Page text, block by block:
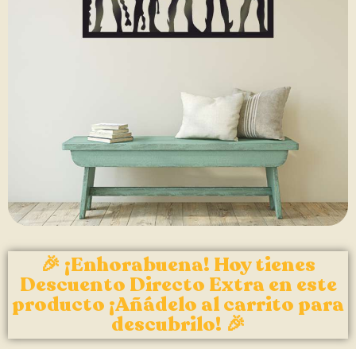
🎉 ¡Enhorabuena! Hoy tienes
Descuento Directo Extra en este
producto ¡Añádelo al carrito para
descubrilo! 🎉